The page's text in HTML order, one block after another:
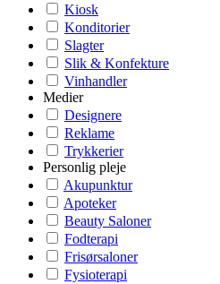
Kiosk
Konditorier
Slagter
Slik & Konfekture
Vinhandler
Medier
Designere
Reklame
Trykkerier
Personlig pleje
Akupunktur
Apoteker
Beauty Saloner
Fodterapi
Frisørsaloner
Fysioterapi